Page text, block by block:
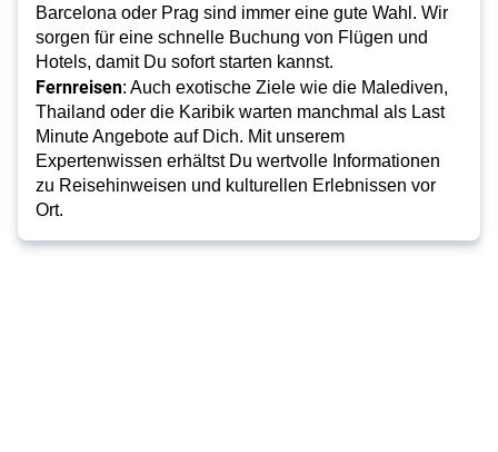
Barcelona oder Prag sind immer eine gute Wahl. Wir
sorgen für eine schnelle Buchung von Flügen und
Hotels, damit Du sofort starten kannst.
Fernreisen: Auch exotische Ziele wie die Malediven,
Thailand oder die Karibik warten manchmal als Last
Minute Angebote auf Dich. Mit unserem
Expertenwissen erhältst Du wertvolle Informationen
zu Reisehinweisen und kulturellen Erlebnissen vor
Ort.